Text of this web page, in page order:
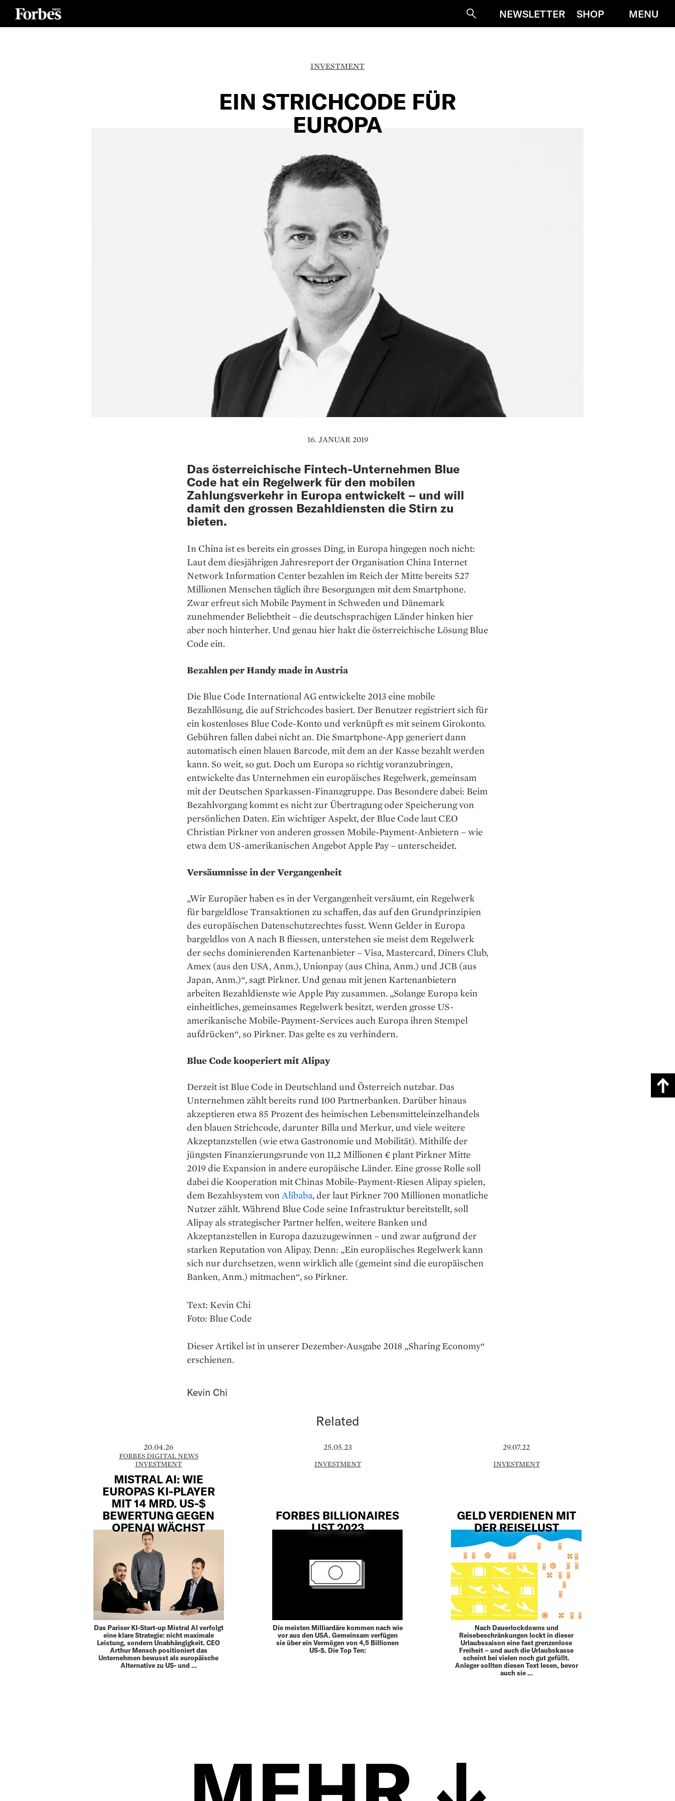
SucheNEWSLETTER SHOP MENU
INVESTMENT
EIN STRICHCODE FÜR
EUROPA
16. JANUAR 2019
Das österreichische Fintech-Unternehmen Blue
Code hat ein Regelwerk für den mobilen
Zahlungsverkehr in Europa entwickelt – und will
damit den grossen Bezahldiensten die Stirn zu
bieten.
In China ist es bereits ein grosses Ding, in Europa hingegen noch nicht:
Laut dem diesjährigen Jahresreport der Organisation China Internet
Network Information Center bezahlen im Reich der Mitte bereits 527
Millionen Menschen täglich ihre Besorgungen mit dem Smartphone.
Zwar erfreut sich Mobile Payment in Schweden und Dänemark
zunehmender Beliebtheit – die deutschsprachigen Länder hinken hier
aber noch hinterher. Und genau hier hakt die österreichische Lösung Blue
Code ein.
Bezahlen per Handy made in Austria
Die Blue Code International AG entwickelte 2013 eine mobile
Bezahllösung, die auf Strichcodes basiert. Der Benutzer registriert sich für
ein kostenloses Blue Code-Konto und verknüpft es mit seinem Girokonto.
Gebühren fallen dabei nicht an. Die Smartphone-App generiert dann
automatisch einen blauen Barcode, mit dem an der Kasse bezahlt werden
kann. So weit, so gut. Doch um Europa so richtig voranzubringen,
entwickelte das Unternehmen ein europäisches Regelwerk, gemeinsam
mit der Deutschen Sparkassen-Finanzgruppe. Das Besondere dabei: Beim
Bezahlvorgang kommt es nicht zur Übertragung oder Speicherung von
persönlichen Daten. Ein wichtiger Aspekt, der Blue Code laut CEO
Christian Pirkner von anderen grossen Mobile-Payment-Anbietern – wie
etwa dem US-amerikanischen Angebot Apple Pay – unterscheidet.
Versäumnisse in der Vergangenheit
„Wir Europäer haben es in der Vergangenheit versäumt, ein Regelwerk
für bargeldlose Transaktionen zu schaffen, das auf den Grundprinzipien
des europäischen Datenschutzrechtes fusst. Wenn Gelder in Europa
bargeldlos von A nach B fliessen, unterstehen sie meist dem Regelwerk
der sechs dominierenden Kartenanbieter – Visa, Mastercard, Diners Club,
Amex (aus den USA, Anm.), Unionpay (aus China, Anm.) und JCB (aus
Japan, Anm.)“, sagt Pirkner. Und genau mit jenen Kartenanbietern
arbeiten Bezahldienste wie Apple Pay zusammen. „Solange Europa kein
einheitliches, gemeinsames Regelwerk besitzt, werden grosse US-
amerikanische Mobile-Payment-Services auch Europa ihren Stempel
aufdrücken“, so Pirkner. Das gelte es zu verhindern.
Blue Code kooperiert mit Alipay
Derzeit ist Blue Code in Deutschland und Österreich nutzbar. Das
Unternehmen zählt bereits rund 100 Partnerbanken. Darüber hinaus
akzeptieren etwa 85 Prozent des heimischen Lebensmitteleinzelhandels
den blauen Strichcode, darunter Billa und Merkur, und viele weitere
Akzeptanzstellen (wie etwa Gastronomie und Mobilität). Mithilfe der
jüngsten Finanzierungsrunde von 11,2 Millionen € plant Pirkner Mitte
2019 die Expansion in andere europäische Länder. Eine grosse Rolle soll
dabei die Kooperation mit Chinas Mobile-Payment-Riesen Alipay spielen,
dem Bezahlsystem vonAlibaba, der laut Pirkner 700 Millionen monatliche
Nutzer zählt. Während Blue Code seine Infrastruktur bereitstellt, soll
Alipay als strategischer Partner helfen, weitere Banken und
Akzeptanzstellen in Europa dazuzugewinnen – und zwar aufgrund der
starken Reputation von Alipay. Denn: „Ein europäisches Regelwerk kann
sich nur durchsetzen, wenn wirklich alle (gemeint sind die europäischen
Banken, Anm.) mitmachen“, so Pirkner.
Text: Kevin Chi
Foto: Blue Code
Dieser Artikel ist in unserer Dezember-Ausgabe 2018 „Sharing Economy“
erschienen.
Kevin Chi
Related
20.04.26
FORBES DIGITAL NEWS
INVESTMENT
MISTRAL AI: WIE
EUROPAS KI-PLAYER
MIT 14 MRD. US-$
BEWERTUNG GEGEN
OPENAI WÄCHST
Das Pariser KI-Start-up Mistral AI verfolgt
eine klare Strategie: nicht maximale
Leistung, sondern Unabhängigkeit. CEO
Arthur Mensch positioniert das
Unternehmen bewusst als europäische
Alternative zu US- und …
25.05.23
INVESTMENT
FORBES BILLIONAIRES
LIST 2023
Die meisten Milliardäre kommen nach wie
vor aus den USA. Gemeinsam verfügen
sie über ein Vermögen von 4,5 Billionen
US-$. Die Top Ten:
29.07.22
INVESTMENT
GELD VERDIENEN MIT
DER REISELUST
Nach Dauerlockdowns und
Reisebeschränkungen lockt in dieser
Urlaubssaison eine fast grenzenlose
Freiheit – und auch die Urlaubskasse
scheint bei vielen noch gut gefüllt.
Anleger sollten diesen Text lesen, bevor
auch sie …